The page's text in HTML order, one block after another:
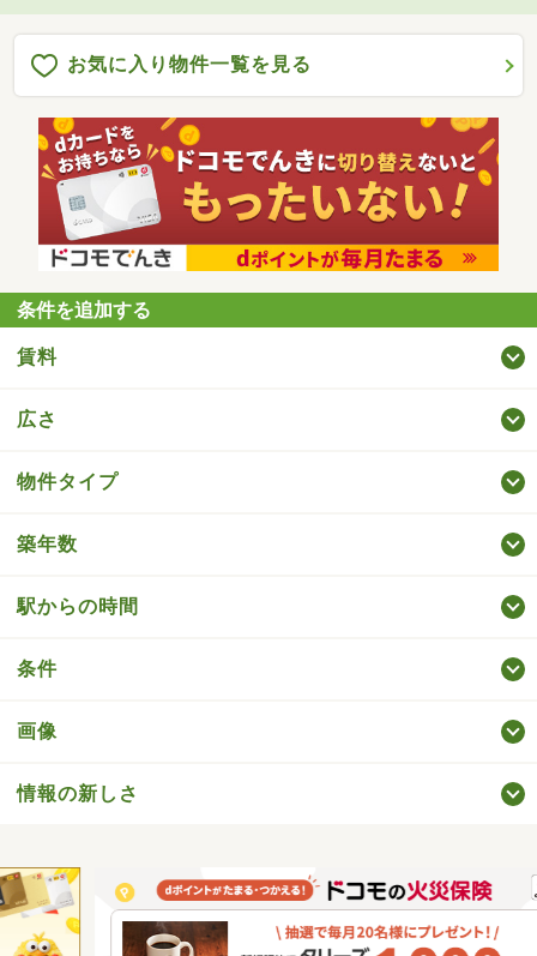
お気に入り物件一覧を見る
条件を追加する
賃料
広さ
物件タイプ
築年数
駅からの時間
条件
画像
情報の新しさ